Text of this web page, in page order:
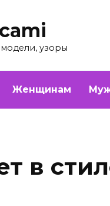
узоры
Женщинам
в